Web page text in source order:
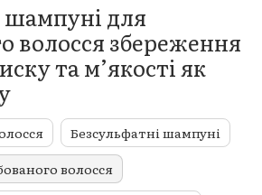
шампуні для
волосся збереження
та м’якості як
Безсульфатні шампуні
волосся